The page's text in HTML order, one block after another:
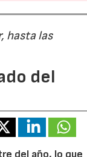
hasta las
del
del año, lo que